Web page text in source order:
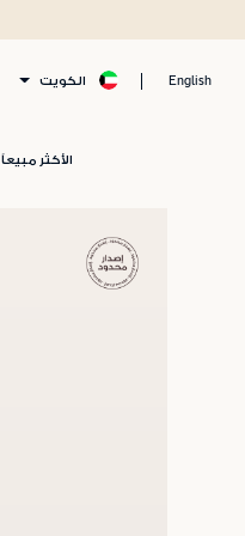
English الكويت
الأكثر مبيعاً